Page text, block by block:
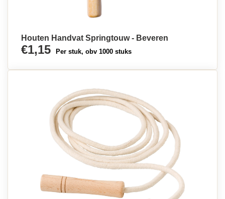
Houten Handvat Springtouw - Beveren
€1,15 Per stuk, obv 1000 stuks